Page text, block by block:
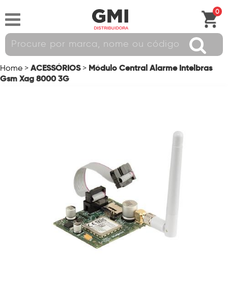
0
Home > ACESSÓRIOS > Módulo Central Alarme Intelbras
Gsm Xag 8000 3G